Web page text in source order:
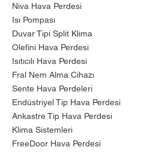
Niva Hava Perdesi
Isı Pompası
Duvar Tipi Split Klima
Olefini Hava Perdesi
Isıtıcılı Hava Perdesi
Fral Nem Alma Cihazı
Sente Hava Perdeleri
Endüstriyel Tip Hava Perdesi
Ankastre Tip Hava Perdesi
Klima Sistemleri
FreeDoor Hava Perdesi